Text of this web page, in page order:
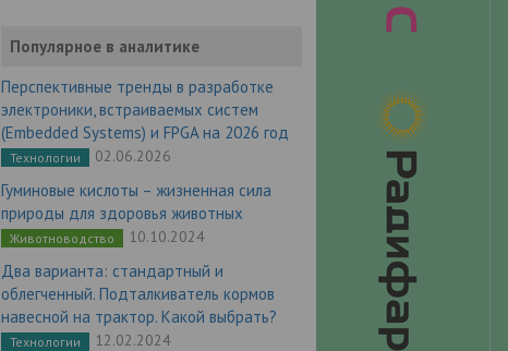
Популярное в аналитике
Перспективные тренды в разработке
электроники, встраиваемых систем
(Embedded Systems) и FPGA на 2026 год
Технологии 02.06.2026
Гуминовые кислоты – жизненная сила
природы для здоровья животных
Животноводство 10.10.2024
Два варианта: стандартный и
облегченный. Подталкиватель кормов
навесной на трактор. Какой выбрать?
Технологии 12.02.2024